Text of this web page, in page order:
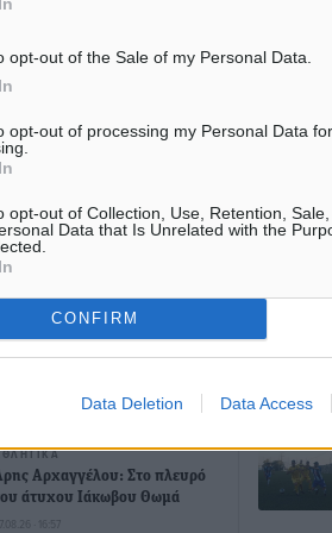
opt-out of the Sale of my Personal Data.
opt-out of processing my Personal Data
opt-out of Collection, Use, Retention,
Data that Is Unrelated with the
CONFIRM
Data Deletion Data Access
#Ανανέωση
αναζήτησης
μας στο Google News ★ ↗
ΕΠΙΣΗΣ
Αρχαγγέλου: Στο πλευρό
άτυχου Ιάκωβου Θωμά
07.08.26 · 16:57